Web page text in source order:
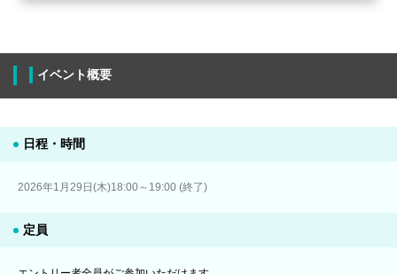
イベント概要
日程・時間
2026年1月29日(木)18:00～19:00 (終了)
定員